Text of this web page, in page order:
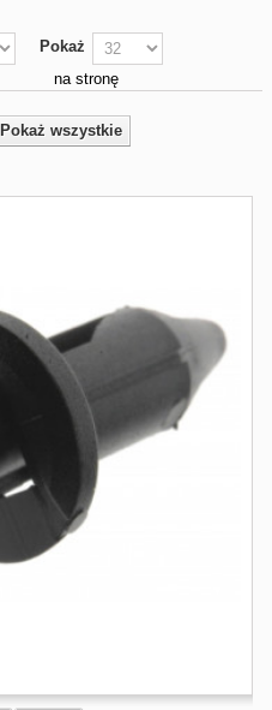
Pokaż
na stronę
Pokaż wszystkie